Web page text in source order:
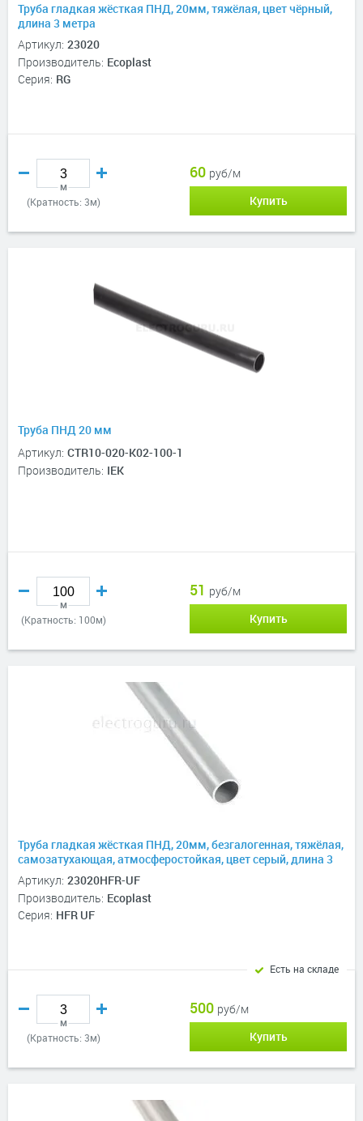
Труба гладкая жёсткая ПНД, 20мм, тяжёлая, цвет чёрный,
длина 3 метра
Артикул: 23020
Производитель: Ecoplast
Серия: RG
м
(Кратность: 3м)
60 руб/м
Купить
Труба ПНД 20 мм
Артикул: CTR10-020-K02-100-1
Производитель: IEK
м
(Кратность: 100м)
51 руб/м
Купить
Труба гладкая жёсткая ПНД, 20мм, безгалогенная, тяжёлая,
самозатухающая, атмосферостойкая, цвет серый, длина 3
метра
Артикул: 23020HFR-UF
Производитель: Ecoplast
Серия: HFR UF
м
(Кратность: 3м)
500 руб/м
Купить
Есть на складе